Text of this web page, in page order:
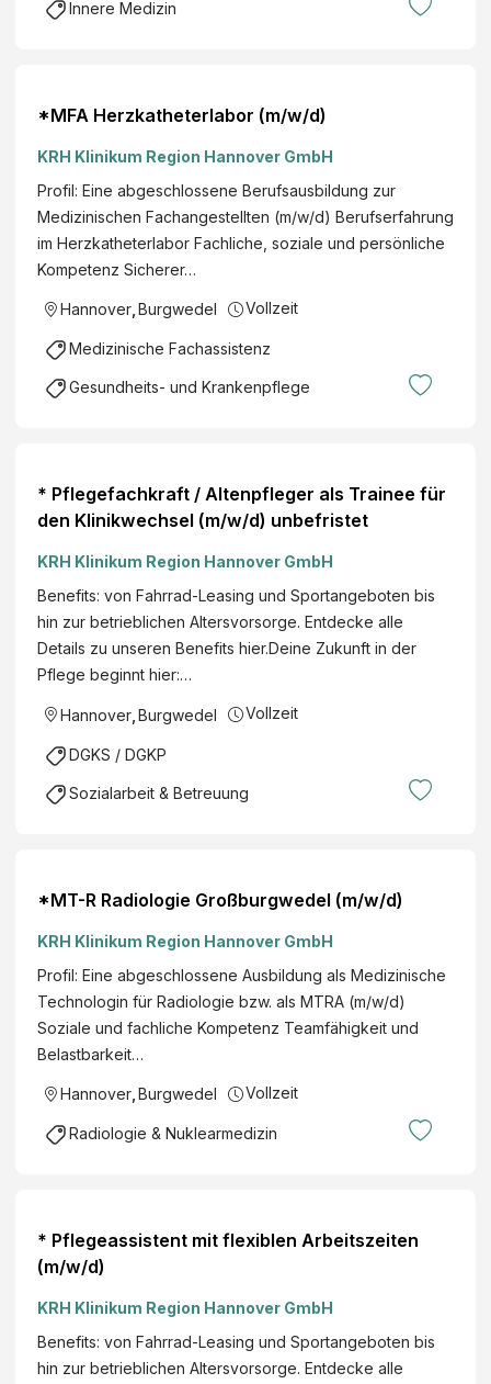
Innere Medizin
*MFA Herzkatheterlabor (m/w/d)
KRH Klinikum Region Hannover GmbH
Profil: Eine abgeschlossene Berufsausbildung zur
Medizinischen Fachangestellten (m/w/d) Berufserfahrung
im Herzkatheterlabor Fachliche, soziale und persönliche
Kompetenz Sicherer…
Hannover Burgwedel Vollzeit
Medizinische Fachassistenz
Gesundheits- und Krankenpflege
* Pflegefachkraft / Altenpfleger als Trainee für
den Klinikwechsel (m/w/d) unbefristet
KRH Klinikum Region Hannover GmbH
Benefits: von Fahrrad-Leasing und Sportangeboten bis
hin zur betrieblichen Altersvorsorge. Entdecke alle
Details zu unseren Benefits hier.Deine Zukunft in der
Pflege beginnt hier:…
Hannover Burgwedel Vollzeit
DGKS / DGKP
Sozialarbeit & Betreuung
*MT-R Radiologie Großburgwedel (m/w/d)
KRH Klinikum Region Hannover GmbH
Profil: Eine abgeschlossene Ausbildung als Medizinische
Technologin für Radiologie bzw. als MTRA (m/w/d)
Soziale und fachliche Kompetenz Teamfähigkeit und
Belastbarkeit…
Hannover Burgwedel Vollzeit
Radiologie & Nuklearmedizin
* Pflegeassistent mit flexiblen Arbeitszeiten
(m/w/d)
KRH Klinikum Region Hannover GmbH
Benefits: von Fahrrad-Leasing und Sportangeboten bis
hin zur betrieblichen Altersvorsorge. Entdecke alle